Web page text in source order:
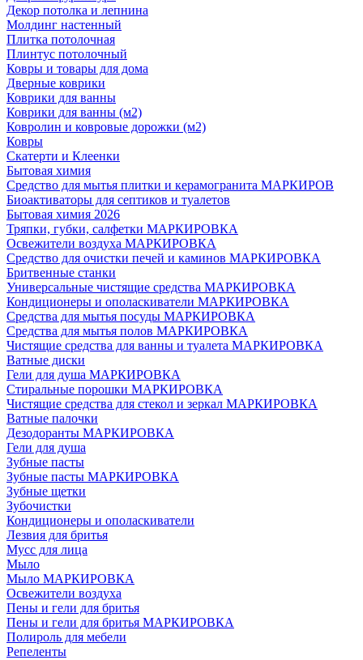
Декор потолка и лепнина
Молдинг настенный
Плитка потолочная
Плинтус потолочный
Ковры и товары для дома
Дверные коврики
Коврики для ванны
Коврики для ванны (м2)
Ковролин и ковровые дорожки (м2)
Ковры
Скатерти и Клеенки
Бытовая химия
Средство для мытья плитки и керамогранита МАРКИРОВ
Биоактиваторы для септиков и туалетов
Бытовая химия 2026
Тряпки, губки, салфетки МАРКИРОВКА
Освежители воздуха МАРКИРОВКА
Средство для очистки печей и каминов МАРКИРОВКА
Бритвенные станки
Универсальные чистящие средства МАРКИРОВКА
Кондиционеры и ополаскиватели МАРКИРОВКА
Средства для мытья посуды МАРКИРОВКА
Средства для мытья полов МАРКИРОВКА
Чистящие средства для ванны и туалета МАРКИРОВКА
Ватные диски
Гели для душа МАРКИРОВКА
Стиральные порошки МАРКИРОВКА
Чистящие средства для стекол и зеркал МАРКИРОВКА
Ватные палочки
Дезодоранты МАРКИРОВКА
Гели для душа
Зубные пасты
Зубные пасты МАРКИРОВКА
Зубные щетки
Зубочистки
Кондиционеры и ополаскиватели
Лезвия для бритья
Мусс для лица
Мыло
Мыло МАРКИРОВКА
Освежители воздуха
Пены и гели для бритья
Пены и гели для бритья МАРКИРОВКА
Полироль для мебели
Репеленты